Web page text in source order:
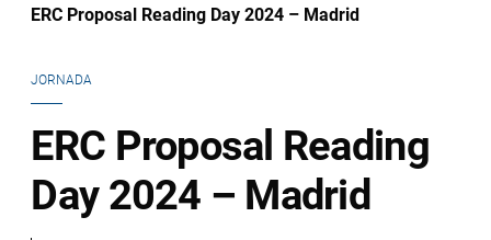
ERC Proposal Reading Day 2024 – Madrid
JORNADA
ERC Proposal Reading
Day 2024 – Madrid